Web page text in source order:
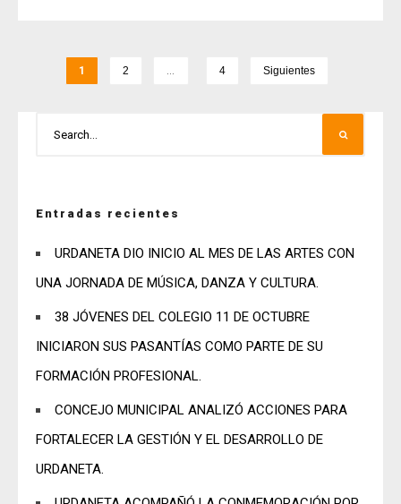
1 2 … 4 Siguientes
Entradas recientes
URDANETA DIO INICIO AL MES DE LAS ARTES CON
UNA JORNADA DE MÚSICA, DANZA Y CULTURA.
38 JÓVENES DEL COLEGIO 11 DE OCTUBRE
INICIARON SUS PASANTÍAS COMO PARTE DE SU
FORMACIÓN PROFESIONAL.
CONCEJO MUNICIPAL ANALIZÓ ACCIONES PARA
FORTALECER LA GESTIÓN Y EL DESARROLLO DE
URDANETA.